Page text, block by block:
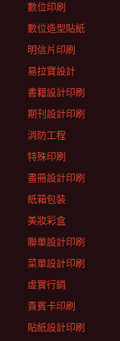
數位印刷
數位造型貼紙
明信片印刷
易拉寶設計
書籍設計印刷
期刊設計印刷
消防工程
特殊印刷
畫冊設計印刷
紙箱包裝
美妝彩盒
聯單設計印刷
菜單設計印刷
虛實行銷
貴賓卡印刷
貼紙設計印刷